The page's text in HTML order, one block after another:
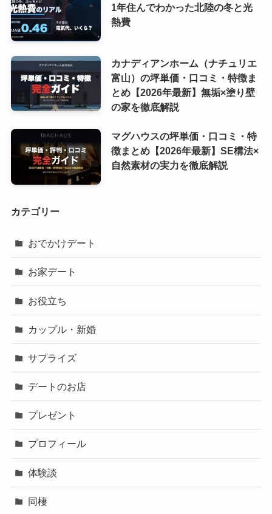
1年住んでわかった北陸の冬と光
熱費
カナディアンホーム（ナチュリエ
富山）の坪単価・口コミ・特徴ま
とめ【2026年最新】無垢×塗り壁
の家を徹底解説
マグハウスの坪単価・口コミ・特
徴まとめ【2026年最新】SE構法×
自然素材の実力を徹底解説
カテゴリー
おでかけデート
お家デート
お役立ち
カップル・新婚
サプライズ
デートのお店
プレゼント
プロフィール
体験談
同棲